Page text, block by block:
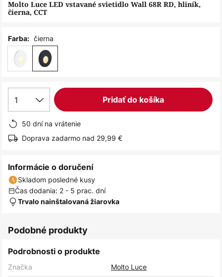
Molto Luce LED vstavané svietidlo Wall 68R RD, hliník,
čierna, CCT
Farba: čierna
1 Pridať do košíka
50 dní na vrátenie
Doprava zadarmo nad 29,99 €
Informácie o doručení
Skladom posledné kusy
Čas dodania: 2 - 5 prac. dní
Trvalo nainštalovaná žiarovka
Podobné produkty
Podrobnosti o produkte
Značka
Molto Luce